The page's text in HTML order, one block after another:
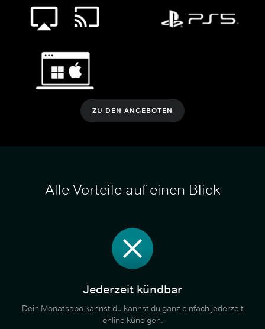
ZU DEN ANGEBOTEN
Alle Vorteile auf einen Blick
Jederzeit kündbar
Dein Monatsabo kannst du kannst du ganz einfach jederzeit
online kündigen.